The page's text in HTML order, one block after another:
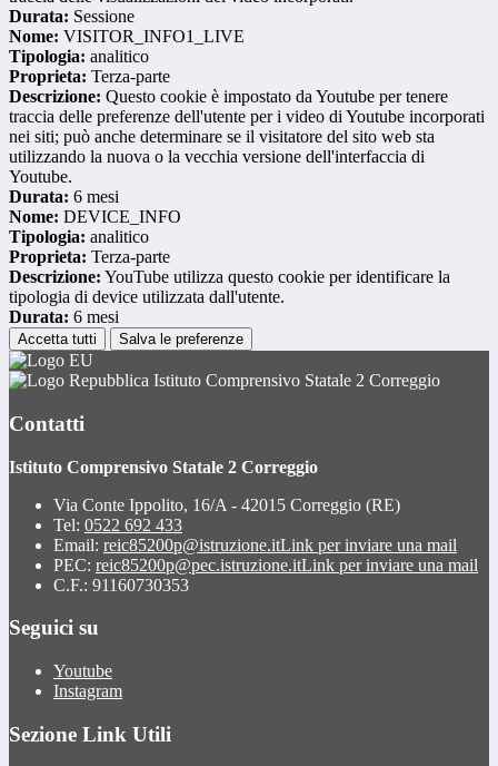
Durata: Sessione
Nome: VISITOR_INFO1_LIVE
Tipologia: analitico
Proprieta: Terza-parte
Descrizione: Questo cookie è impostato da Youtube per tenere
traccia delle preferenze dell'utente per i video di Youtube incorporati
nei siti; può anche determinare se il visitatore del sito web sta
utilizzando la nuova o la vecchia versione dell'interfaccia di
Youtube.
Durata: 6 mesi
Nome: DEVICE_INFO
Tipologia: analitico
Proprieta: Terza-parte
Descrizione: YouTube utilizza questo cookie per identificare la
tipologia di device utilizzata dall'utente.
Durata: 6 mesi
Accetta tutti Salva le preferenze
Istituto Comprensivo Statale 2 Correggio
Contatti
Istituto Comprensivo Statale 2 Correggio
Via Conte Ippolito, 16/A - 42015 Correggio (RE)
Tel: 0522 692 433
Email: reic85200p@istruzione.itLink per inviare una mail
PEC: reic85200p@pec.istruzione.itLink per inviare una mail
C.F.: 91160730353
Seguici su
Youtube
Instagram
Sezione Link Utili